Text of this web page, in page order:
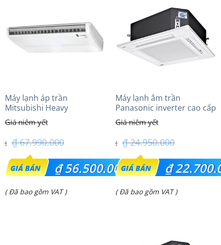
₫ 10.550.000.
₫ 36.500.000.
Máy lạnh áp trần
Mitsubishi Heavy
FDE140VG (6.0Hp) Cao cấp
– 1 Pha
₫67.990.000
Giá
gốc
là:
₫56.500.000
Giá
( Đã bao gồm VAT )
Máy lạnh âm trần
Panasonic inverter cao cấp
(2.0 Hp) S-1821PU3HA/U-
18PRH1H5
₫24.950.000
Giá
gốc
là:
₫
Giá
( Đã bao gồm VAT )